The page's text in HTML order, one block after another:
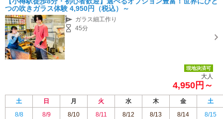
つの吹きガラス体験 4,950円（税込）～
ガラス細工作り
45分
現地決済可
大人
4,950円～
土 日 月 火 水 木 金
土
8/8
8/9 8/10 8/11 8/12 8/13 8/14 8/15